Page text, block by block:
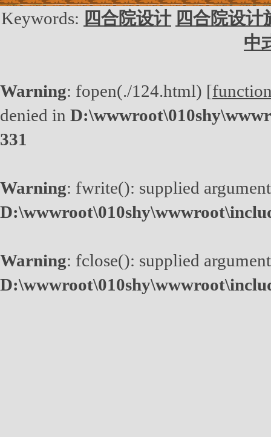
Keywords: 四合院设计 四合院设计
中
Warning: fopen(./124.html) [
denied in
331
Warning: fwrite(): supplied
Warning: fclose(): supplied